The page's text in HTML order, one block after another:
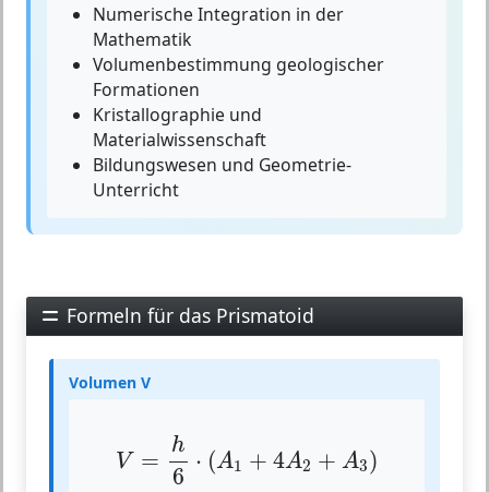
Numerische Integration in der
Mathematik
Volumenbestimmung geologischer
Formationen
Kristallographie und
Materialwissenschaft
Bildungswesen und Geometrie-
Unterricht
Formeln für das Prismatoid
Volumen V
V =
h
6
⋅ (A1 + 4A2 + A3)
h